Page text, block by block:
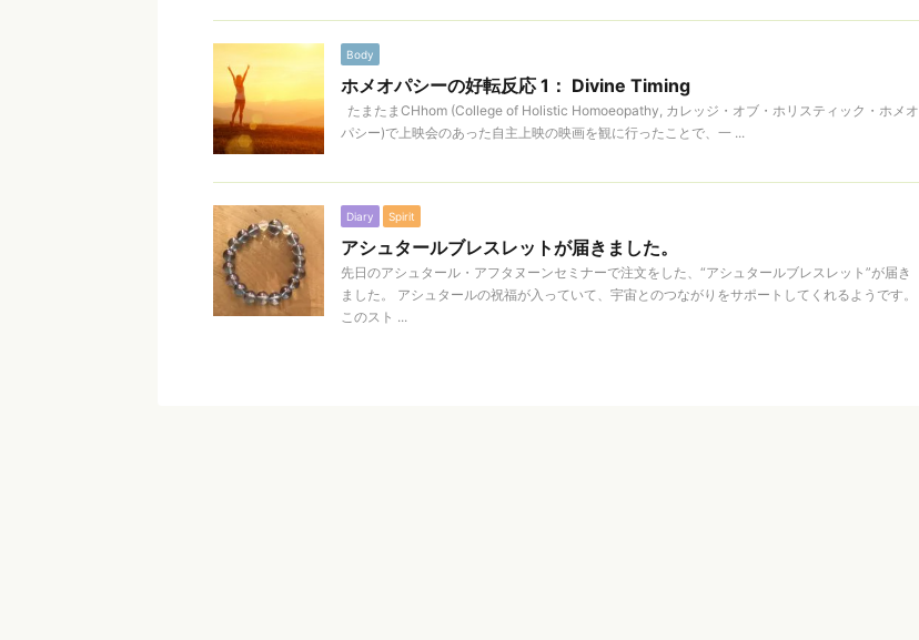
Body
ホメオパシーの好転反応 1： Divine Timing
たまたまCHhom (College of Holistic Homoeopathy, カレッジ・オブ・ホリスティック・ホメオ
パシー)で上映会のあった自主上映の映画を観に行ったことで、一 ...
Diary Spirit
アシュタールブレスレットが届きました。
先日のアシュタール・アフタヌーンセミナーで注文をした、“アシュタールブレスレット”が届き
ました。 アシュタールの祝福が入っていて、宇宙とのつながりをサポートしてくれるようです。
このスト ...